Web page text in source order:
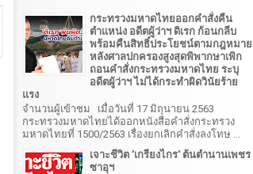
กระทรวงมหาดไทยออกคำสั่งคืน
ตำแหน่ง อดีตผู้ว่าฯ ดิเรก ก้อนกลีบ
พร้อมคืนสิทธิ์ประโยชน์ตามกฎหมาย
หลังศาลปกครองสูงสุดพิพากษาเพิก
ถอนคำสั่งกระทรวงมหาดไทย ระบุ
อดีตผู้ว่าฯ ไม่ได้กระทำผิดวินัยร้าย
แรง
จำนวนผู้เข้าชม เมื่อวันที่ 17 มิถุนายน 2563
กระทรวงมหาดไทยได้ออกหนังสือคำสั่งกระทรวง
มหาดไทยที่ 1500/2563 เรื่องยกเลิกคำสั่งลงโทษ ...
เจาะชีวิต 'เกรียงไกร' ต้นตำนานเพชร
ซาอุฯ